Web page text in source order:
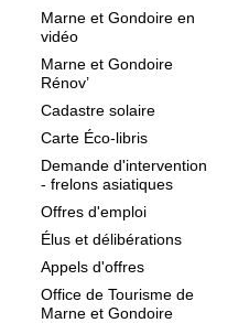
Marne et Gondoire en
vidéo
Marne et Gondoire
Rénov’
Cadastre solaire
Carte Éco-libris
Demande d'intervention
- frelons asiatiques
Offres d'emploi
Élus et délibérations
Appels d'offres
Office de Tourisme de
Marne et Gondoire